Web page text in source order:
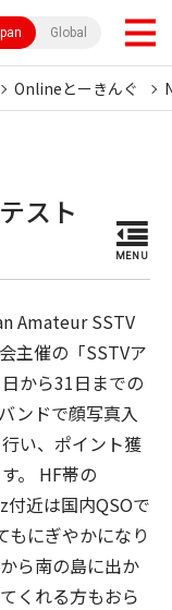
Global
Onlineとーきんぐ
スト
MENU
Amateur SSTV
主催の「SSTVア
から31日までの
ンドで顔写真入
い、ポイント獲
。 HF帯の
近は国内QSOで
もにぎやかになり
ら南の島に出か
くれる方もおら